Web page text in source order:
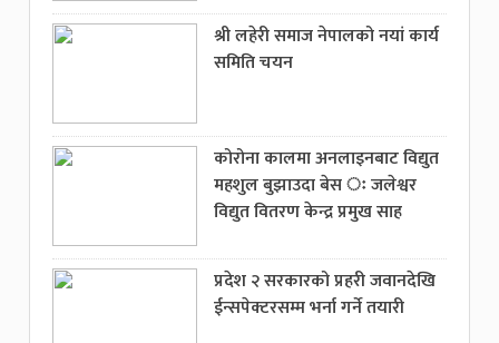
श्री लहेरी समाज नेपालको नयां कार्य
समिति चयन
कोरोना कालमा अनलाइनबाट विद्युत
महशुल बुझाउदा बेस ः जलेश्वर
विद्युत वितरण केन्द्र प्रमुख साह
प्रदेश २ सरकारको प्रहरी जवानदेखि
ईन्सपेक्टरसम्म भर्ना गर्ने तयारी